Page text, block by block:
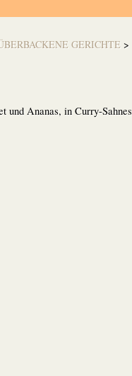
GERICHTE >
und Ananas, in Curry-